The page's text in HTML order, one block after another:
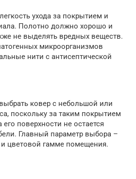
ухода за покрытием и
Полотно должно хорошо и
не выделять вредных веществ.
микроорганизмов
нити с антисептической
ковер с небольшой или
поскольку за таким покрытием
поверхности не остается
Главный параметр выбора –
и цветовой гамме помещения.